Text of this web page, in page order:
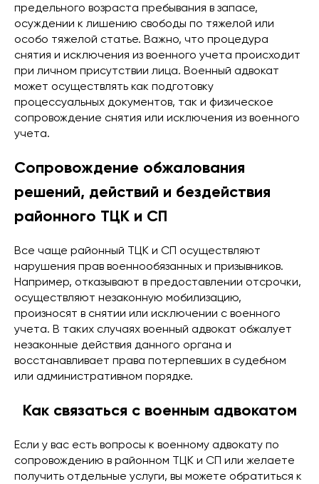
предельного возраста пребывания в запасе,
осуждении к лишению свободы по тяжелой или
особо тяжелой статье. Важно, что процедура
снятия и исключения из военного учета происходит
при личном присутствии лица. Военный адвокат
может осуществлять как подготовку
процессуальных документов, так и физическое
сопровождение снятия или исключения из военного
учета.
Сопровождение обжалования
решений, действий и бездействия
районного ТЦК и СП
Все чаще районный ТЦК и СП осуществляют
нарушения прав военнообязанных и призывников.
Например, отказывают в предоставлении отсрочки,
осуществляют незаконную мобилизацию,
произносят в снятии или исключении с военного
учета. В таких случаях военный адвокат обжалует
незаконные действия данного органа и
восстанавливает права потерпевших в судебном
или административном порядке.
Как связаться с военным адвокатом
Если у вас есть вопросы к военному адвокату по
сопровождению в районном ТЦК и СП или желаете
получить отдельные услуги, вы можете обратиться к